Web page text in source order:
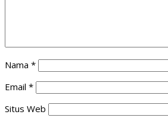
Nama *
Email *
Situs Web